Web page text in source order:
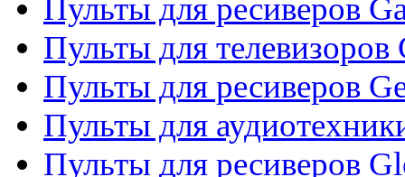
Пульты для ресиверов
Пульты для телевизоров
Пульты для ресиверов
Пульты для
Пульты для ресиверов